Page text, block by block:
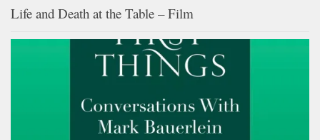
Life and Death at the Table – Film